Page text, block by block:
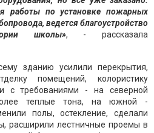
работы по установке пожарных
ведется благоустройство
школы», - рассказала
зданию усилили перекрытия,
помещений, колористику
с требованиями - на северной
теплые тона, на южной -
полы, остекление, сделали
расширили лестничные проемы в